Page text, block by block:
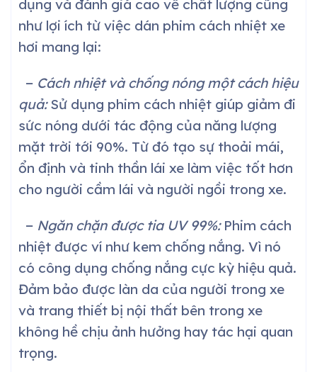
dụng và đánh giá cao về chất lượng cũng
như lợi ích từ việc dán phim cách nhiệt xe
hơi mang lại:
− Cách nhiệt và chống nóng một cách hiệu
quả:Sử dụng phim cách nhiệt giúp giảm đi
sức nóng dưới tác động của năng lượng
mặt trời tới 90%. Từ đó tạo sự thoải mái,
ổn định và tinh thần lái xe làm việc tốt hơn
cho người cầm lái và người ngồi trong xe.
− Ngăn chặn được tia UV 99%:Phim cách
nhiệt được ví như kem chống nắng. Vì nó
có công dụng chống nắng cực kỳ hiệu quả.
Đảm bảo được làn da của người trong xe
và trang thiết bị nội thất bên trong xe
không hề chịu ảnh hưởng hay tác hại quan
trọng.